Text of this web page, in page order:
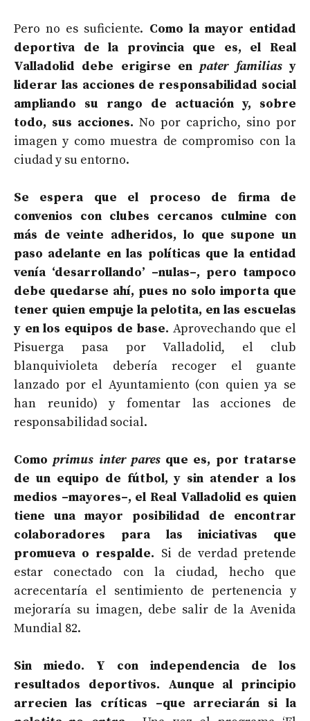
Pero no es suficiente. Como la mayor entidad
deportiva de la provincia que es, el Real
Valladolid debe erigirse en pater familiasy
liderar las acciones de responsabilidad social
ampliando su rango de actuación y, sobre
todo, sus acciones. No por capricho, sino por
imagen y como muestra de compromiso con la
ciudad y su entorno.
Se espera que el proceso de firma de
convenios con clubes cercanos culmine con
más de veinte adheridos, lo que supone un
paso adelante en las políticas que la entidad
venía ‘desarrollando’ –nulas–, pero tampoco
debe quedarse ahí, pues no solo importa que
tener quien empuje la pelotita, en las escuelas
y en los equipos de base. Aprovechando que el
Pisuerga pasa por Valladolid, el club
blanquivioleta debería recoger el guante
lanzado por el Ayuntamiento (con quien ya se
han reunido) y fomentar las acciones de
responsabilidad social.
Como primus inter paresque es, por tratarse
de un equipo de fútbol, y sin atender a los
medios –mayores–, el Real Valladolid es quien
tiene una mayor posibilidad de encontrar
colaboradores para las iniciativas que
promueva o respalde. Si de verdad pretende
estar conectado con la ciudad, hecho que
acrecentaría el sentimiento de pertenencia y
mejoraría su imagen, debe salir de la Avenida
Mundial 82.
Sin miedo. Y con independencia de los
resultados deportivos. Aunque al principio
arrecien las críticas –que arreciarán si la